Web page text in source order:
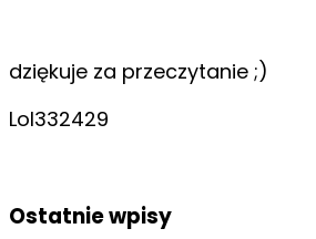
dziękuje za przeczytanie ;)
Lol332429
Ostatnie wpisy